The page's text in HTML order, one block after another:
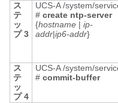
ス
テ
ッ
プ 3
UCS-A /system/
# create ntp-server
{hostname | ip-
addr|ip6-addr}
ス
テ
ッ
プ 4
UCS-A /system/
# commit-buffer